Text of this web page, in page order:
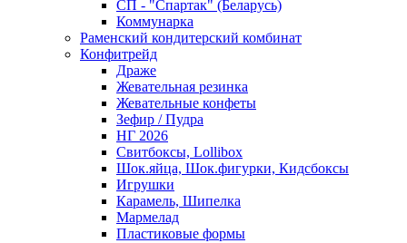
СП - "Спартак" (Беларусь)
Коммунарка
Раменский кондитерский комбинат
Конфитрейд
Драже
Жевательная резинка
Жевательные конфеты
Зефир / Пудра
НГ 2026
Свитбоксы, Lollibox
Шок.яйца, Шок.фигурки, Кидсбоксы
Игрушки
Карамель, Шипелка
Мармелад
Пластиковые формы